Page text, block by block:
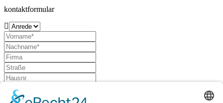
kontaktformular